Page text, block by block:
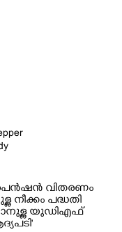
പെൻഷൻ വിതരണം
നീക്കം പദ്ധതി
യുഡിഎഫ്